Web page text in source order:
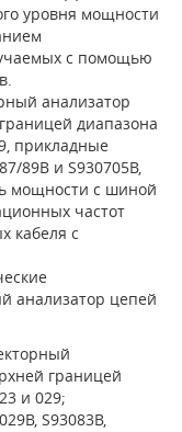
уровня мощности
с помощью
анализатор
диапазона
прикладные
89B и S930705B,
мощности с шиной
частот
кабеля с
анализатор цепей
границей
и 029;
S93083B,